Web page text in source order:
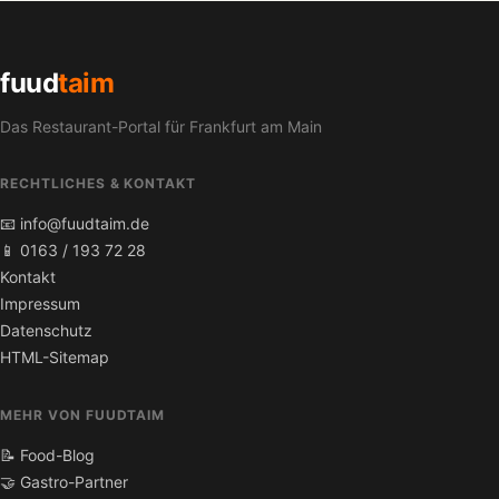
fuudtaim
Das Restaurant-Portal für Frankfurt am Main
RECHTLICHES & KONTAKT
📧 info@fuudtaim.de
📱 0163 / 193 72 28
Kontakt
Impressum
Datenschutz
HTML-Sitemap
MEHR VON FUUDTAIM
📝 Food-Blog
🤝 Gastro-Partner